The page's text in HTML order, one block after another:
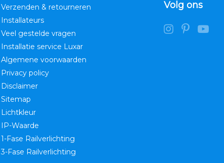
Verzenden & retourneren
Installateurs
Veel gestelde vragen
Installatie service Luxar
Algemene voorwaarden
Privacy policy
Disclaimer
Sitemap
Lichtkleur
IP-Waarde
1-Fase Railverlichting
3-Fase Railverlichting
Volg ons